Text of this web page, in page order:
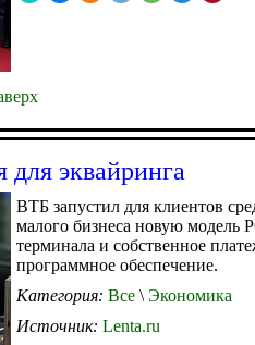
эквайринга
ВТБ запустил для клиентов
малого бизнеса новую модель
терминала и собственное
программное обеспечение.
Категория: Все \ Экономика
Источник: Lenta.ru